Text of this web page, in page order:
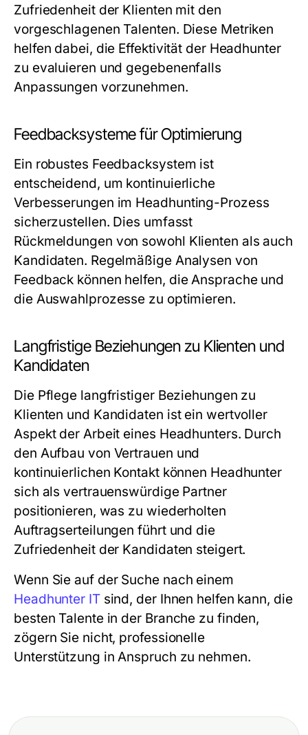
Zufriedenheit der Klienten mit den
vorgeschlagenen Talenten. Diese Metriken
helfen dabei, die Effektivität der Headhunter
zu evaluieren und gegebenenfalls
Anpassungen vorzunehmen.
Feedbacksysteme für Optimierung
Ein robustes Feedbacksystem ist
entscheidend, um kontinuierliche
Verbesserungen im Headhunting-Prozess
sicherzustellen. Dies umfasst
Rückmeldungen von sowohl Klienten als auch
Kandidaten. Regelmäßige Analysen von
Feedback können helfen, die Ansprache und
die Auswahlprozesse zu optimieren.
Langfristige Beziehungen zu Klienten und
Kandidaten
Die Pflege langfristiger Beziehungen zu
Klienten und Kandidaten ist ein wertvoller
Aspekt der Arbeit eines Headhunters. Durch
den Aufbau von Vertrauen und
kontinuierlichen Kontakt können Headhunter
sich als vertrauenswürdige Partner
positionieren, was zu wiederholten
Auftragserteilungen führt und die
Zufriedenheit der Kandidaten steigert.
Wenn Sie auf der Suche nach einem
Headhunter ITsind, der Ihnen helfen kann, die
besten Talente in der Branche zu finden,
zögern Sie nicht, professionelle
Unterstützung in Anspruch zu nehmen.